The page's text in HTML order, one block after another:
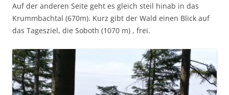
Auf der anderen Seite geht es gleich steil hinab in das
Krummbachtal (670m). Kurz gibt der Wald einen Blick auf
das Tagesziel, die Soboth (1070 m) , frei.